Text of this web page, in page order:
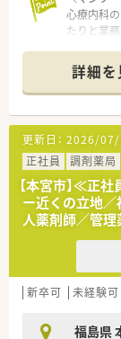
な経験を
心療内科
たりと業
＊
【店舗情
■JR各線
毎日の通
■近隣の心
者様に向
■処方箋枚
時1名から
【求人情報
■調剤経験
員の勤務
■給与条
経験や前
■平日の開
詳細を
更新日： 2026/07/
正社員
調剤薬局
【本宮市】≪正
ー近くの立地
人薬剤師／管理
新卒可 未経験可
福島県